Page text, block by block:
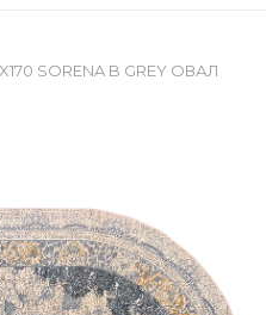
SORENA B GREY ОВАЛ